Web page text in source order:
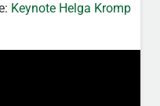
Keynote Helga Kromp